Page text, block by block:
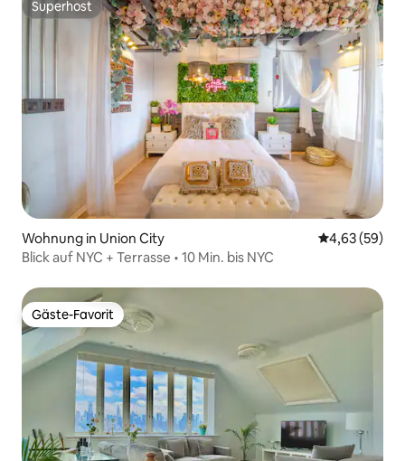
Superhost
Superhost
Wohnung in Union City
4,63 (59)
Blick auf NYC + Terrasse • 10 Min. bis NYC
Gäste-Favorit
Gäste-Favorit